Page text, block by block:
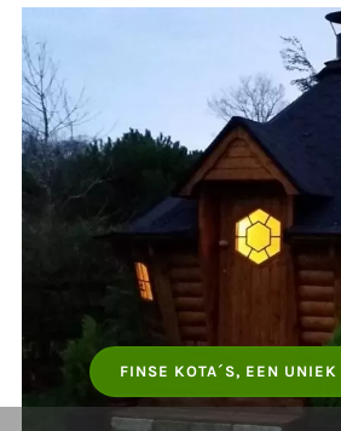
FINSE KOTA´S, EEN